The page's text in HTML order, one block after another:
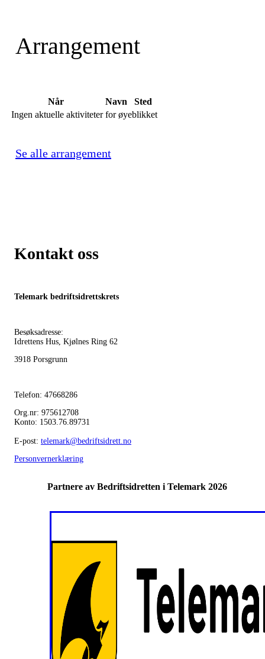
Arrangement
Når Navn
Sted
Ingen aktuelle aktiviteter for øyeblikket
Se alle arrangement
Kontakt oss
Telemark bedriftsidrettskrets
Besøksadresse:
Idrettens Hus, Kjølnes Ring 62
3918 Porsgrunn
Telefon: 47668286
Org.nr: 975612708
Konto: 1503.76.89731
E-post: telemark@bedriftsidrett.no
Personvernerklæring
Partnere av Bedriftsidretten i Telemark 2026